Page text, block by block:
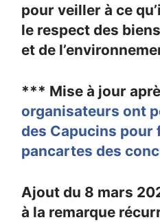
pour veiller à ce
le respect des
et de
*** Mise à jour
organisateurs ont
des Capucins pour
pancartes des
Ajout du 8 mars
à la remarque